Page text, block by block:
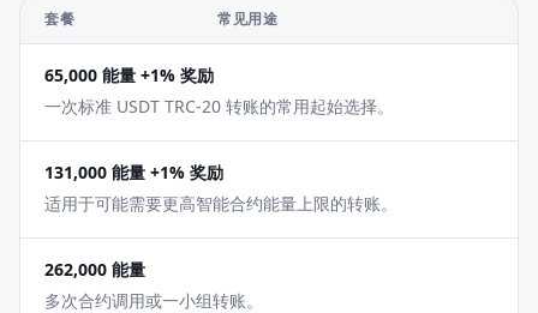
套餐 常见用途
65,000 能量 +1% 奖励
一次标准 USDT TRC-20 转账的常用起始选择。
131,000 能量 +1% 奖励
适用于可能需要更高智能合约能量上限的转账。
262,000 能量
多次合约调用或一小组转账。